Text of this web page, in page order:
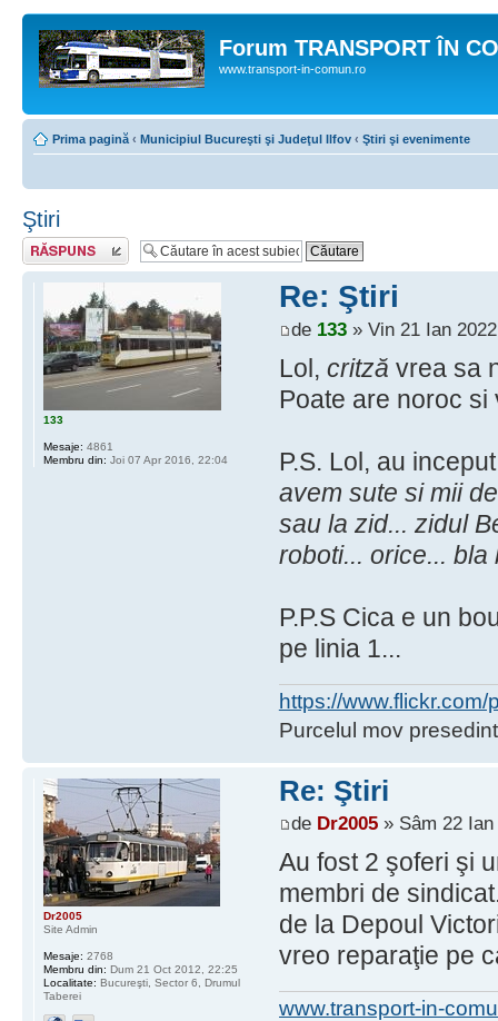
Forum TRANSPORT ÎN
www.transport-in-comun.ro
Prima pagină ‹ Municipiul Bucureşti şi Judeţul Ilfov ‹ Ştiri şi evenimente
Ştiri
Răspunde
Re: Ştiri
de 133» Vin 21 Ian
Lol, critză vrea sa
Poate are noroc
P.S. Lol, au
avem sute si mii
sau la zid... zidul
roboti... orice...
P.P.S Cica e un
pe linia 1...
https://
Purcelul mov
133
Mesaje: 4861
Membru din: Joi 07 Apr 2016, 22:04
Re: Ştiri
de Dr2005» Sâm 22 Ian
Au fost 2 şoferi şi
membri de
de la Depoul
vreo reparaţie pe
www.transport-in-
Dr2005
Site Admin
Mesaje: 2768
Membru din: Dum 21 Oct 2012, 22:25
Localitate: Bucureşti, Sector 6, Drumul
Taberei